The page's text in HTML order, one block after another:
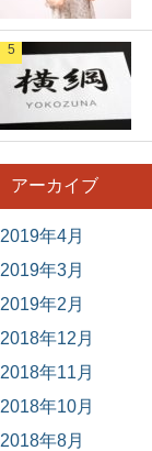
アーカイブ
2019年4月
2019年3月
2019年2月
2018年12月
2018年11月
2018年10月
2018年8月